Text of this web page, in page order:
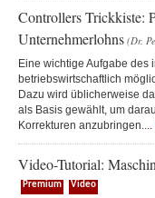
Controllers Trickkiste:
Unternehmerlohns (Dr.
Eine wichtige Aufgabe des
betriebswirtschaftlich
Dazu wird üblicherweise
als Basis gewählt, um
Korrekturen anzubringen....
Video-Tutorial:
Premium Video